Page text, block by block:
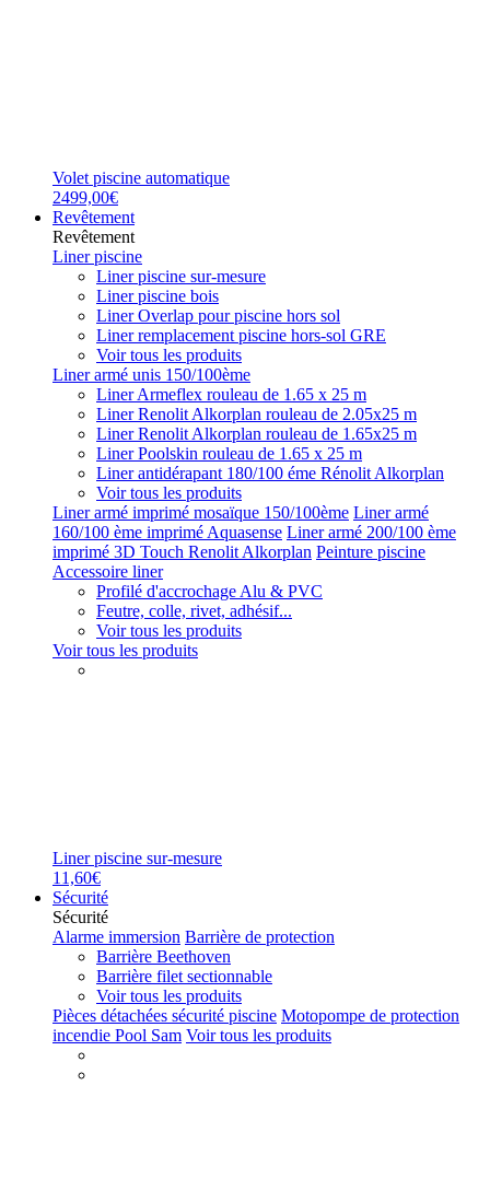
Volet piscine automatique
2499,00€
Revêtement
Revêtement
Liner piscine
Liner piscine sur-mesure
Liner piscine bois
Liner Overlap pour piscine hors sol
Liner remplacement piscine hors-sol GRE
Voir tous les produits
Liner armé unis 150/100ème
Liner Armeflex rouleau de 1.65 x 25 m
Liner Renolit Alkorplan rouleau de 2.05x25 m
Liner Renolit Alkorplan rouleau de 1.65x25 m
Liner Poolskin rouleau de 1.65 x 25 m
Liner antidérapant 180/100 éme Rénolit Alkorplan
Voir tous les produits
Liner armé imprimé mosaïque 150/100ème Liner armé
160/100 ème imprimé Aquasense Liner armé 200/100 ème
imprimé 3D Touch Renolit Alkorplan Peinture piscine
Accessoire liner
Profilé d'accrochage Alu & PVC
Feutre, colle, rivet, adhésif...
Voir tous les produits
Voir tous les produits
Liner piscine sur-mesure
11,60€
Sécurité
Sécurité
Alarme immersion Barrière de protection
Barrière Beethoven
Barrière filet sectionnable
Voir tous les produits
Pièces détachées sécurité piscine Motopompe de protection
incendie Pool Sam Voir tous les produits